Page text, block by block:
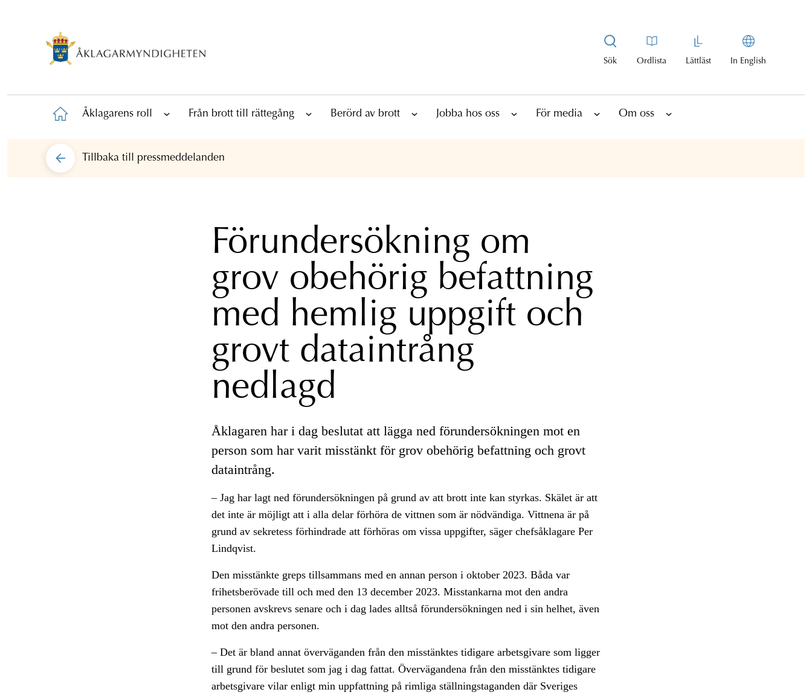
Sök Ordlista Lättläst In English
Åklagarens roll Från brott till rättegång Berörd av brott Jobba hos oss För media Om oss
Tillbaka till pressmeddelanden
Förundersökning om
grov obehörig befattning
med hemlig uppgift och
grovt dataintrång
nedlagd
Åklagaren har i dag beslutat att lägga ned förundersökningen mot en
person som har varit misstänkt för grov obehörig befattning och grovt
dataintrång.
– Jag har lagt ned förundersökningen på grund av att brott inte kan styrkas. Skälet är att
det inte är möjligt att i alla delar förhöra de vittnen som är nödvändiga. Vittnena är på
grund av sekretess förhindrade att förhöras om vissa uppgifter, säger chefsåklagare Per
Lindqvist.
Den misstänkte greps tillsammans med en annan person i oktober 2023. Båda var
frihetsberövade till och med den 13 december 2023. Misstankarna mot den andra
personen avskrevs senare och i dag lades alltså förundersökningen ned i sin helhet, även
mot den andra personen.
– Det är bland annat överväganden från den misstänktes tidigare arbetsgivare som ligger
till grund för beslutet som jag i dag fattat. Övervägandena från den misstänktes tidigare
arbetsgivare vilar enligt min uppfattning på rimliga ställningstaganden där Sveriges